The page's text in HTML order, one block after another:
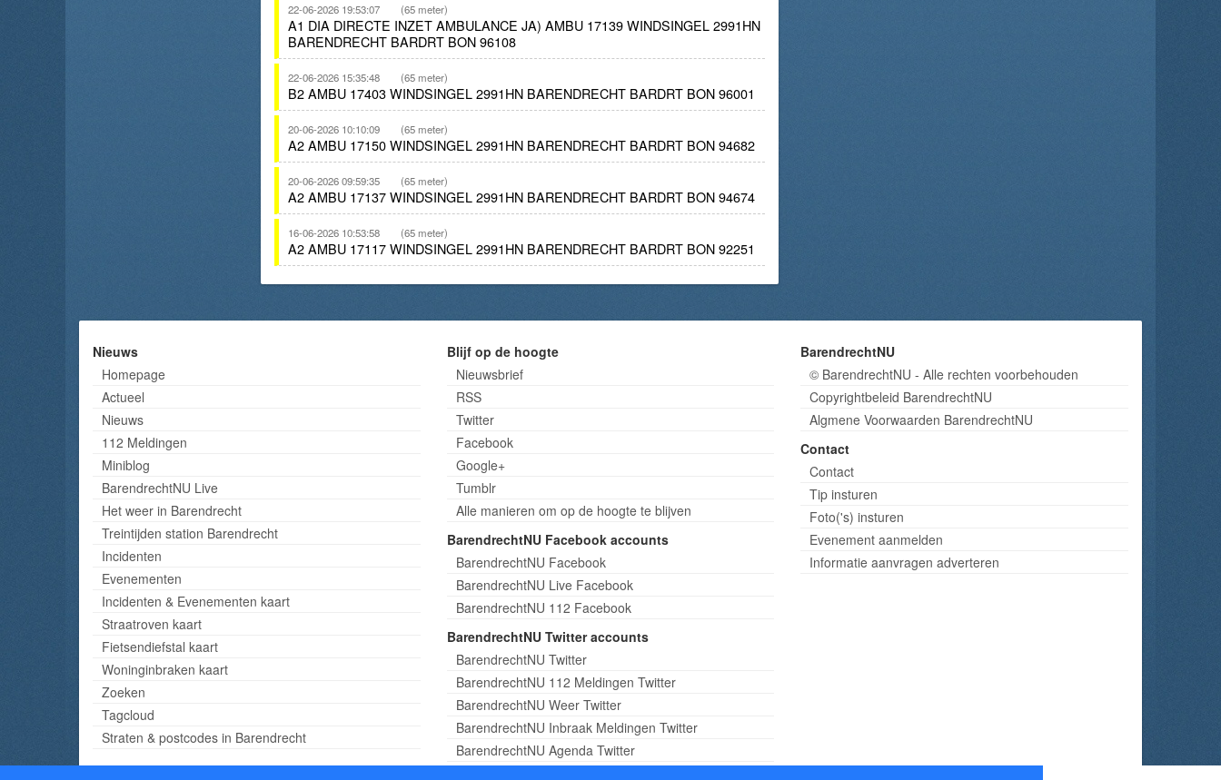
22-06-2026 19:53:07 (65 meter)
A1 DIA DIRECTE INZET AMBULANCE JA) AMBU 17139 WINDSINGEL 2991HN
BARENDRECHT BARDRT BON 96108
22-06-2026 15:35:48 (65 meter)
B2 AMBU 17403 WINDSINGEL 2991HN BARENDRECHT BARDRT BON 96001
20-06-2026 10:10:09 (65 meter)
A2 AMBU 17150 WINDSINGEL 2991HN BARENDRECHT BARDRT BON 94682
20-06-2026 09:59:35 (65 meter)
A2 AMBU 17137 WINDSINGEL 2991HN BARENDRECHT BARDRT BON 94674
16-06-2026 10:53:58 (65 meter)
A2 AMBU 17117 WINDSINGEL 2991HN BARENDRECHT BARDRT BON 92251
Nieuws
Homepage
Actueel
Nieuws
112 Meldingen
Miniblog
BarendrechtNU Live
Het weer in Barendrecht
Treintijden station Barendrecht
Incidenten
Evenementen
Incidenten & Evenementen kaart
Straatroven kaart
Fietsendiefstal kaart
Woninginbraken kaart
Zoeken
Tagcloud
Straten & postcodes in Barendrecht
Blijf op de hoogte
Nieuwsbrief
RSS
Twitter
Facebook
Google+
Tumblr
Alle manieren om op de hoogte te blijven
BarendrechtNU Facebook accounts
BarendrechtNU Facebook
BarendrechtNU Live Facebook
BarendrechtNU 112 Facebook
BarendrechtNU Twitter accounts
BarendrechtNU Twitter
BarendrechtNU 112 Meldingen Twitter
BarendrechtNU Weer Twitter
BarendrechtNU Inbraak Meldingen Twitter
BarendrechtNU Agenda Twitter
BarendrechtNU
© BarendrechtNU - Alle rechten voorbehouden
Copyrightbeleid BarendrechtNU
Algmene Voorwaarden BarendrechtNU
Contact
Contact
Tip insturen
Foto('s) insturen
Evenement aanmelden
Informatie aanvragen adverteren